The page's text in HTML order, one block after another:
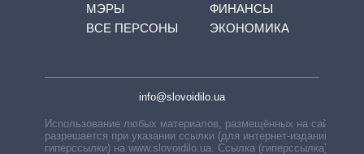
МЭРЫ
ВСЕ ПЕРСОНЫ
ФИНАНСЫ
ЭКОНОМИКА
info@slovoidilo.ua
Использование любых материалов, размещённых на сайте,
разрешается при указании ссылки (для интернет-изданий —
гиперссылки) на www.slovoidilo.ua. Ссылка (гиперссылка)